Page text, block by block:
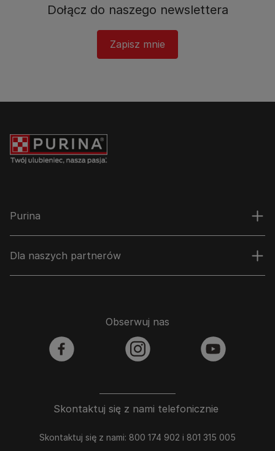
Dołącz do naszego newslettera
Zapisz mnie
Purina
Dla naszych partnerów
Skontaktuj się z nami telefonicznie
Skontaktuj się z nami: 800 174 902 i 801 315 005
Obserwuj nas
facebook instagram youtube